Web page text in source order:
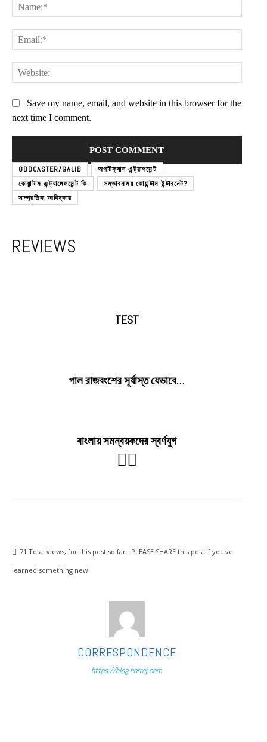
Save my name, email, and website in this browser for the
next time I comment.
ODDCASTER/GALIB
অপটিক্যাল এন্ট্রাপমেন্ট
কোয়ান্টাম এন্ট্যাঙ্গেলমেন্ট কি
সম্ভাবনাময় কোয়ান্টাম ইন্টারনেট?
সাম্প্রতিক আবিষ্কার
REVIEWS
TEST
পাল রাজবংশের সূর্যাস্ত যেভাবে…
বাংলায় সমন্বয়কদের স্বর্ণযুগ
71 Total views, for this post so far.. PLEASE SHARE this post if you've
learned something new!
CORRESPONDENCE
https://blog.horroj.com